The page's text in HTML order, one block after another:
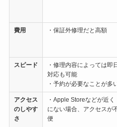
費用 ・保証外修理だと高額
スピード
・修理内容によっては即日
対応も可能
・予約が必要なことが多
アクセス
のしやす
さ
・Apple Storeなどが近く
にない場合、アクセスが
便